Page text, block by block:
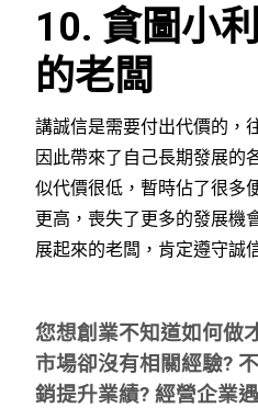
10. 貪圖小
的老闆
講誠信是需要付出代價的，
因此帶來了自己長期發展的
似代價很低，暫時佔了很多
更高，喪失了更多的發展機
展起來的老闆，肯定遵守誠
您想創業不知道如何做
市場卻沒有相關經驗?
銷提升業績? 經營企業